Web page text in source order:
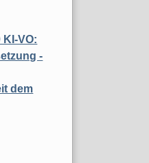
VO:
-
dem